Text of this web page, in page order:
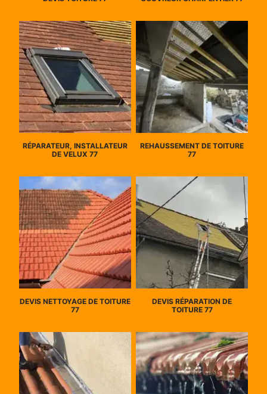
RÉPARATEUR, INSTALLATEUR
DE VELUX 77
REHAUSSEMENT DE TOITURE
77
DEVIS NETTOYAGE DE TOITURE
77
DEVIS RÉPARATION DE
TOITURE 77